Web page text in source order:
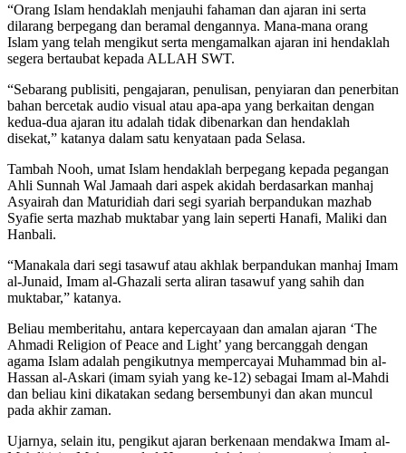
“Orang Islam hendaklah menjauhi fahaman dan ajaran ini serta
dilarang berpegang dan beramal dengannya. Mana-mana orang
Islam yang telah mengikut serta mengamalkan ajaran ini hendaklah
segera bertaubat kepada ALLAH SWT.
“Sebarang publisiti, pengajaran, penulisan, penyiaran dan penerbitan
bahan bercetak audio visual atau apa-apa yang berkaitan dengan
kedua-dua ajaran itu adalah tidak dibenarkan dan hendaklah
disekat,” katanya dalam satu kenyataan pada Selasa.
Tambah Nooh, umat Islam hendaklah berpegang kepada pegangan
Ahli Sunnah Wal Jamaah dari aspek akidah berdasarkan manhaj
Asyairah dan Maturidiah dari segi syariah berpandukan mazhab
Syafie serta mazhab muktabar yang lain seperti Hanafi, Maliki dan
Hanbali.
“Manakala dari segi tasawuf atau akhlak berpandukan manhaj Imam
al-Junaid, Imam al-Ghazali serta aliran tasawuf yang sahih dan
muktabar,” katanya.
Beliau memberitahu, antara kepercayaan dan amalan ajaran ‘The
Ahmadi Religion of Peace and Light’ yang bercanggah dengan
agama Islam adalah pengikutnya mempercayai Muhammad bin al-
Hassan al-Askari (imam syiah yang ke-12) sebagai Imam al-Mahdi
dan beliau kini dikatakan sedang bersembunyi dan akan muncul
pada akhir zaman.
Ujarnya, selain itu, pengikut ajaran berkenaan mendakwa Imam al-